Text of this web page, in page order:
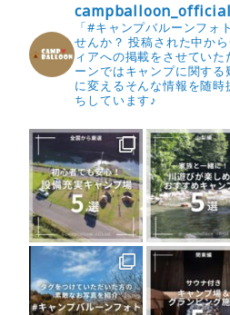
campballoon_official
「#キャンプバルーンフォ
せんか？ 投稿された中か
ィアへの掲載をさせていた
ーンではキャンプに関す
に変えるそんな情報を随時
ちしています♪